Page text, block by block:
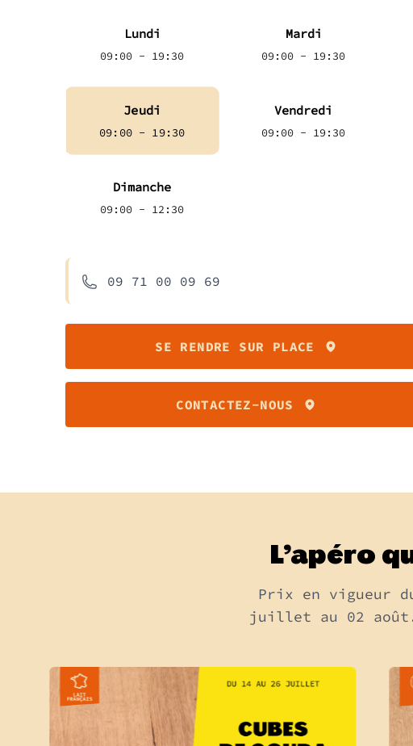
Lundi
09:00 - 19:30
Mardi
09:00 - 19:30
Jeudi
09:00 - 19:30
Vendredi
09:00 - 19:30
Dimanche
09:00 - 12:30
09 71 00 09 69
SE RENDRE SUR PLACE
CONTACTEZ-NOUS
L’apéro
Prix en vigueur
juillet au 02